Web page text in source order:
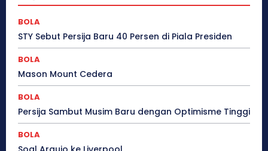
BOLA
STY Sebut Persija Baru 40 Persen di Piala Presiden
BOLA
Mason Mount Cedera
BOLA
Persija Sambut Musim Baru dengan Optimisme Tinggi
BOLA